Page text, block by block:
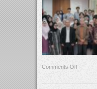
Comments Off